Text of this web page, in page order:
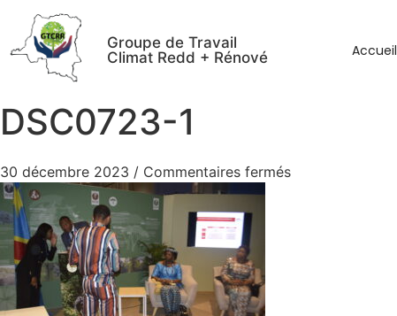
Groupe de Travail
Climat Redd + Rénové
Accueil
DSC0723-1
30 décembre 2023 / Commentaires fermés